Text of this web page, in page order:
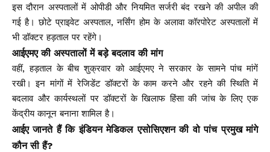
इस दौरान अस्पतालों में ओपीडी और नियमित सर्जरी बंद रखने की अपील की
गई है। छोटे प्राइवेट अस्पताल, नर्सिंग होम के अलावा कॉरपोरेट अस्पतालों में
भी डॉक्टर हड़ताल पर रहेंगे।
आईएमए की अस्पतालों में बड़े बदलाव की मांग
वहीं, हड़ताल के बीच शुक्रवार को आईएमए ने सरकार के सामने पांच मांगें
रखी। इन मांगों में रेजिडेंट डॉक्टरों के काम करने और रहने की स्थिति में
बदलाव और कार्यस्थलों पर डॉक्टरों के खिलाफ हिंसा की जांच के लिए एक
केंद्रीय कानून बनाना शामिल है।
आईए जानते हैं कि इंडियन मेडिकल एसोसिएशन की वो पांच प्रमुख मांगे
कौन सी हैं?